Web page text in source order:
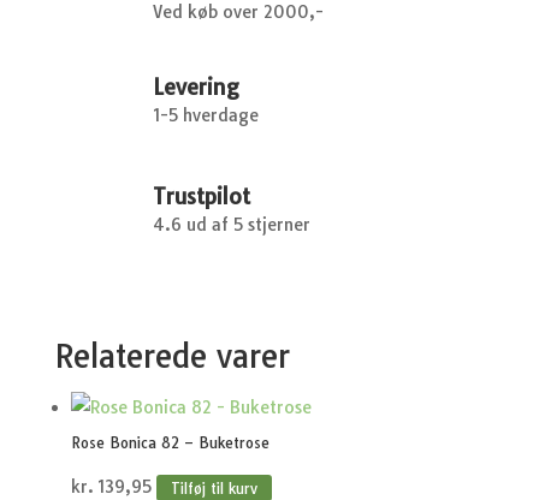
Ved køb over 2000,-
Levering
1-5 hverdage
Trustpilot
4.6 ud af 5 stjerner
Relaterede varer
Rose Bonica 82 – Buketrose
kr. 139,95 Tilføj til kurv